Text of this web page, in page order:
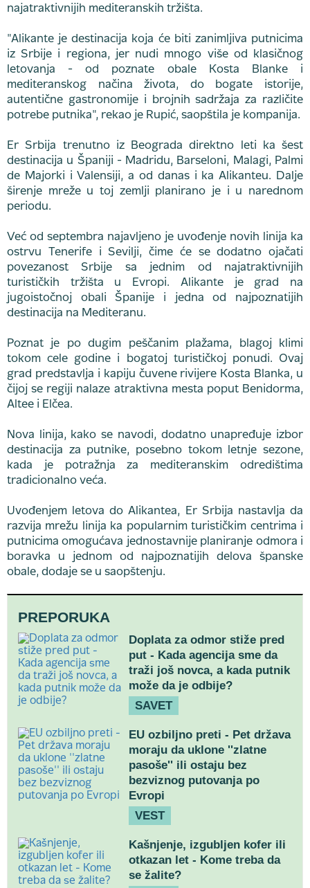
najatraktivnijih mediteranskih tržišta.
"Alikante je destinacija koja će biti zanimljiva putnicima
iz Srbije i regiona, jer nudi mnogo više od klasičnog
letovanja - od poznate obale Kosta Blanke i
mediteranskog načina života, do bogate istorije,
autentične gastronomije i brojnih sadržaja za različite
potrebe putnika", rekao je Rupić, saopštila je kompanija.
Er Srbija trenutno iz Beograda direktno leti ka šest
destinacija u Španiji - Madridu, Barseloni, Malagi, Palmi
de Majorki i Valensiji, a od danas i ka Alikanteu. Dalje
širenje mreže u toj zemlji planirano je i u narednom
periodu.
Već od septembra najavljeno je uvođenje novih linija ka
ostrvu Tenerife i Sevilji, čime će se dodatno ojačati
povezanost Srbije sa jednim od najatraktivnijih
turističkih tržišta u Evropi. Alikante je grad na
jugoistočnoj obali Španije i jedna od najpoznatijih
destinacija na Mediteranu.
Poznat je po dugim peščanim plažama, blagoj klimi
tokom cele godine i bogatoj turističkoj ponudi. Ovaj
grad predstavlja i kapiju čuvene rivijere Kosta Blanka, u
čijoj se regiji nalaze atraktivna mesta poput Benidorma,
Altee i Elčea.
Nova linija, kako se navodi, dodatno unapređuje izbor
destinacija za putnike, posebno tokom letnje sezone,
kada je potražnja za mediteranskim odredištima
tradicionalno veća.
Uvođenjem letova do Alikantea, Er Srbija nastavlja da
razvija mrežu linija ka popularnim turističkim centrima i
putnicima omogućava jednostavnije planiranje odmora i
boravka u jednom od najpoznatijih delova španske
obale, dodaje se u saopštenju.
PREPORUKA
Doplata za odmor stiže pred
put - Kada agencija sme da
traži još novca, a kada putnik
može da je odbije?
SAVET
EU ozbiljno preti - Pet država
moraju da uklone ''zlatne
pasoše'' ili ostaju bez
bezviznog putovanja po
Evropi
VEST
Kašnjenje, izgubljen kofer ili
otkazan let - Kome treba da
se žalite?